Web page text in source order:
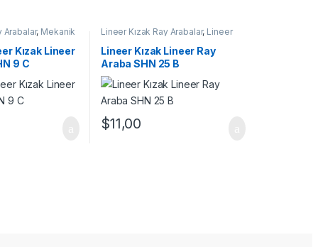
Arabalar, Mekanik
Kızak Lineer
9 C
Lineer Kızak Ray Arabalar, Lineer
Ürünler
Lineer Kızak Lineer Ray
Araba SHN 25 B
$11,00